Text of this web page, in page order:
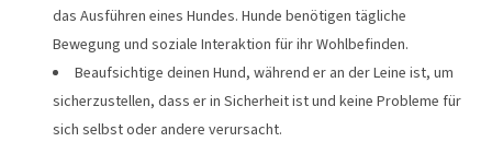
das Ausführen eines Hundes. Hunde benötigen tägliche
Bewegung und soziale Interaktion für ihr Wohlbefinden.
Beaufsichtige deinen Hund, während er an der Leine ist, um
sicherzustellen, dass er in Sicherheit ist und keine Probleme für
sich selbst oder andere verursacht.